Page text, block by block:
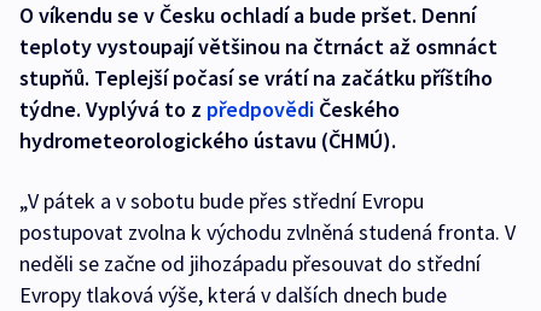
O víkendu se v Česku ochladí a bude pršet. Denní
teploty vystoupají většinou na čtrnáct až osmnáct
stupňů. Teplejší počasí se vrátí na začátku příštího
týdne. Vyplývá to z předpovědi Českého
hydrometeorologického ústavu (ČHMÚ).
„V pátek a v sobotu bude přes střední Evropu
postupovat zvolna k východu zvlněná studená fronta. V
neděli se začne od jihozápadu přesouvat do střední
Evropy tlaková výše, která v dalších dnech bude